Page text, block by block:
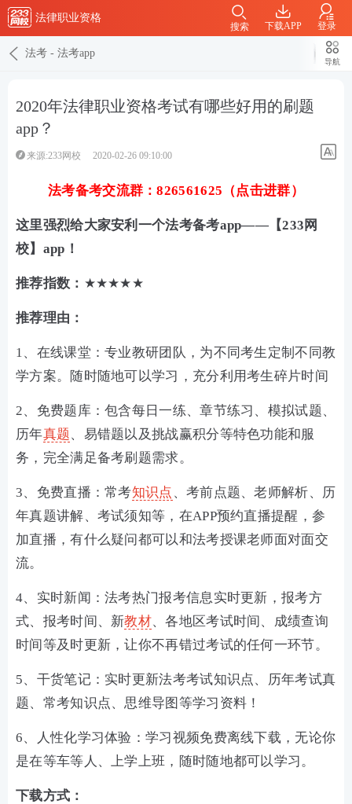
法律职业资格
下载APP 登录
搜索
法考 - 法考app
导航
2020年法律职业资格考试有哪些好用的刷题
app？
来源:233网校 2020-02-26 09:10:00
法考备考交流群：826561625（点击进群）
这里强烈给大家安利一个法考备考app——【233网
校】app！
推荐指数： ★★★★★
推荐理由：
1、在线课堂：专业教研团队，为不同考生定制不同教
学方案。随时随地可以学习，充分利用考生碎片时间
2、免费题库：包含每日一练、章节练习、模拟试题、
历年真题、易错题以及挑战赢积分等特色功能和服
务，完全满足备考刷题需求。
3、免费直播：常考知识点 、考前点题、老师解析、历
年真题讲解、考试须知等，在APP预约直播提醒，参
加直播，有什么疑问都可以和法考授课老师面对面交
流。
4、实时新闻：法考热门报考信息实时更新，报考方
式、报考时间、新教材、各地区考试时间、成绩查询
时间等及时更新，让你不再错过考试的任何一环节。
5、干货笔记：实时更新法考考试知识点、历年考试真
题、常考知识点、思维导图等学习资料！
6、人性化学习体验：学习视频免费离线下载，无论你
是在等车等人、上学上班，随时随地都可以学习。
下载方式：